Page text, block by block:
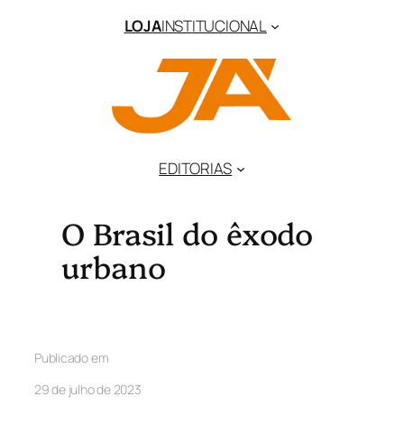
LOJAINSTITUCIONAL
EDITORIAS
O Brasil do êxodo
urbano
Publicado em
29 de julho de 2023